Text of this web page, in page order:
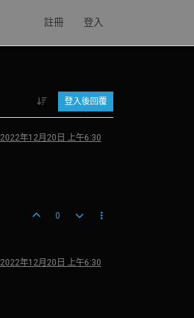
註冊 登入
登入後回覆
2022年12月20日 上午6:30
0
2022年12月20日 上午6:30